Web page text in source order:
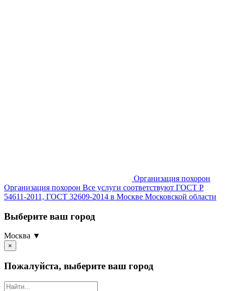
Организация похорон
Организация похорон Все услуги соответствуют ГОСТ Р
54611-2011, ГОСТ 32609-2014 в Москве Московской области
Выберите ваш город
Москва ▼
×
Пожалуйста, выберите ваш город